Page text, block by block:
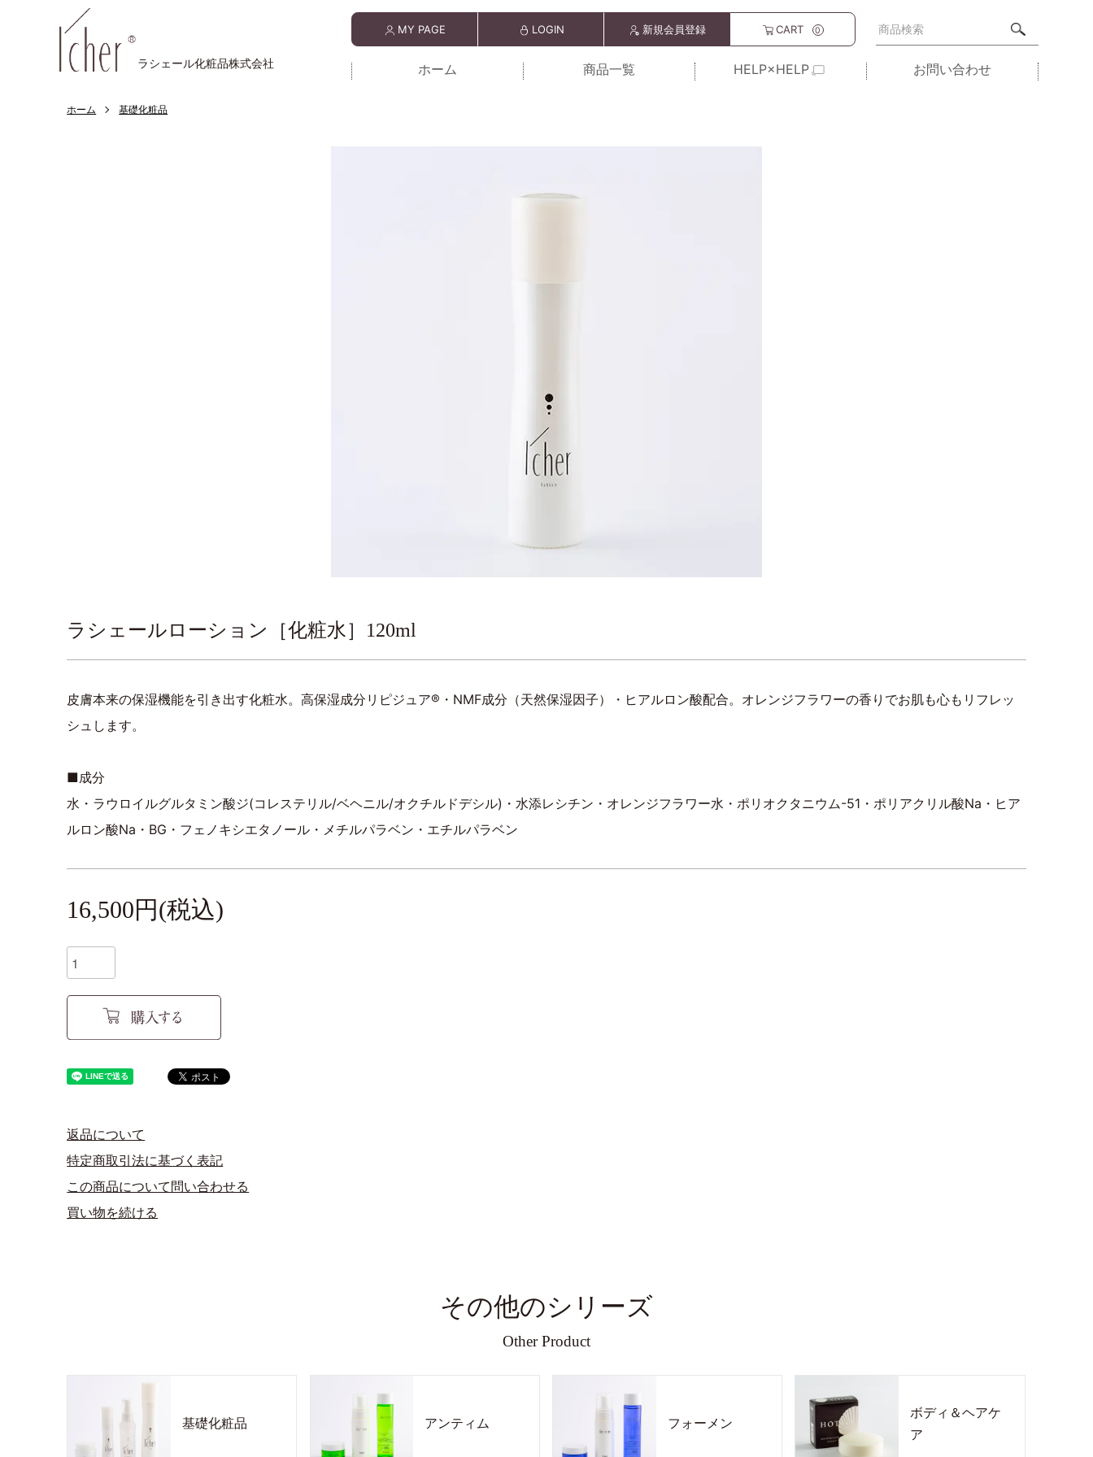
ラシェール化粧品株式会社
MY PAGE LOGIN 新規会員登録 CART 0
ホーム 商品一覧 HELP×HELP お問い合わせ
ホーム 基礎化粧品
ラシェールローション［化粧水］120ml
皮膚本来の保湿機能を引き出す化粧水。高保湿成分リピジュア®・NMF成分（天然保湿因子）・ヒアルロン酸配合。オレンジフラワーの香りでお肌も心もリフレッ
シュします。
■成分
水・ラウロイルグルタミン酸ジ(コレステリル/ベヘニル/オクチルドデシル)・水添レシチン・オレンジフラワー水・ポリオクタニウム-51・ポリアクリル酸Na・ヒア
ルロン酸Na・BG・フェノキシエタノール・メチルパラベン・エチルパラベン
16,500円(税込)
返品について
特定商取引法に基づく表記
この商品について問い合わせる
買い物を続ける
その他のシリーズ
Other Product
基礎化粧品 アンティム フォーメン
ボディ＆ヘアケ
ア